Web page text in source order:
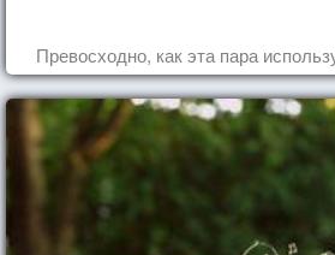
Превосходно, как эта пара